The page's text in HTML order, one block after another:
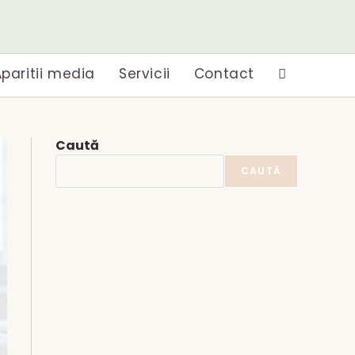
media Servicii Contact Toggle
search
Caută
CAUTĂ